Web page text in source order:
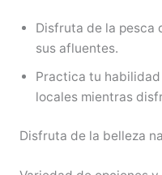
Disfruta de la pesca
sus afluentes.
Practica tu
locales mientras
Disfruta de la belleza